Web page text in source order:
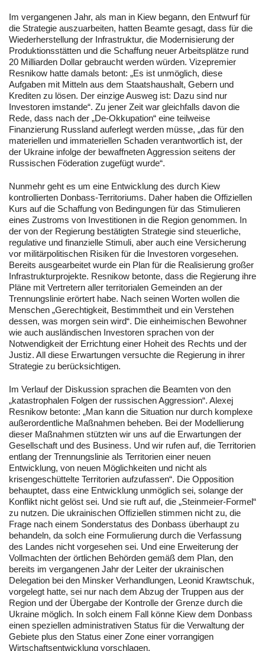
Im vergangenen Jahr, als man in Kiew begann, den Entwurf für
die Strategie auszuarbeiten, hatten Beamte gesagt, dass für die
Wiederherstellung der Infrastruktur, die Modernisierung der
Produktionsstätten und die Schaffung neuer Arbeitsplätze rund
20 Milliarden Dollar gebraucht werden würden. Vizepremier
Resnikow hatte damals betont: „Es ist unmöglich, diese
Aufgaben mit Mitteln aus dem Staatshaushalt, Gebern und
Krediten zu lösen. Der einzige Ausweg ist: Dazu sind nur
Investoren imstande“. Zu jener Zeit war gleichfalls davon die
Rede, dass nach der „De-Okkupation“ eine teilweise
Finanzierung Russland auferlegt werden müsse, „das für den
materiellen und immateriellen Schaden verantwortlich ist, der
der Ukraine infolge der bewaffneten Aggression seitens der
Russischen Föderation zugefügt wurde“.
Nunmehr geht es um eine Entwicklung des durch Kiew
kontrollierten Donbass-Territoriums. Daher haben die Offiziellen
Kurs auf die Schaffung von Bedingungen für das Stimulieren
eines Zustroms von Investitionen in die Region genommen. In
der von der Regierung bestätigten Strategie sind steuerliche,
regulative und finanzielle Stimuli, aber auch eine Versicherung
vor militärpolitischen Risiken für die Investoren vorgesehen.
Bereits ausgearbeitet wurde ein Plan für die Realisierung großer
Infrastrukturprojekte. Resnikow betonte, dass die Regierung ihre
Pläne mit Vertretern aller territorialen Gemeinden an der
Trennungslinie erörtert habe. Nach seinen Worten wollen die
Menschen „Gerechtigkeit, Bestimmtheit und ein Verstehen
dessen, was morgen sein wird“. Die einheimischen Bewohner
wie auch ausländischen Investoren sprachen von der
Notwendigkeit der Errichtung einer Hoheit des Rechts und der
Justiz. All diese Erwartungen versuchte die Regierung in ihrer
Strategie zu berücksichtigen.
Im Verlauf der Diskussion sprachen die Beamten von den
„katastrophalen Folgen der russischen Aggression“. Alexej
Resnikow betonte: „Man kann die Situation nur durch komplexe
außerordentliche Maßnahmen beheben. Bei der Modellierung
dieser Maßnahmen stützten wir uns auf die Erwartungen der
Gesellschaft und des Business. Und wir rufen auf, die Territorien
entlang der Trennungslinie als Territorien einer neuen
Entwicklung, von neuen Möglichkeiten und nicht als
krisengeschüttelte Territorien aufzufassen“. Die Opposition
behauptet, dass eine Entwicklung unmöglich sei, solange der
Konflikt nicht gelöst sei. Und sie ruft auf, die „Steinmeier-Formel“
zu nutzen. Die ukrainischen Offiziellen stimmen nicht zu, die
Frage nach einem Sonderstatus des Donbass überhaupt zu
behandeln, da solch eine Formulierung durch die Verfassung
des Landes nicht vorgesehen sei. Und eine Erweiterung der
Vollmachten der örtlichen Behörden gemäß dem Plan, den
bereits im vergangenen Jahr der Leiter der ukrainischen
Delegation bei den Minsker Verhandlungen, Leonid Krawtschuk,
vorgelegt hatte, sei nur nach dem Abzug der Truppen aus der
Region und der Übergabe der Kontrolle der Grenze durch die
Ukraine möglich. In solch einem Fall könne Kiew dem Donbass
einen speziellen administrativen Status für die Verwaltung der
Gebiete plus den Status einer Zone einer vorrangigen
Wirtschaftsentwicklung vorschlagen.